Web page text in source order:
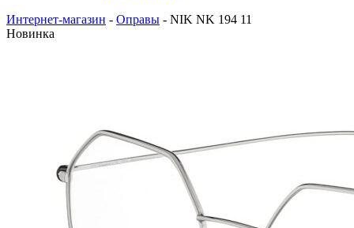
Интернет-магазин - Оправы - NIK NK 194 11
Новинка